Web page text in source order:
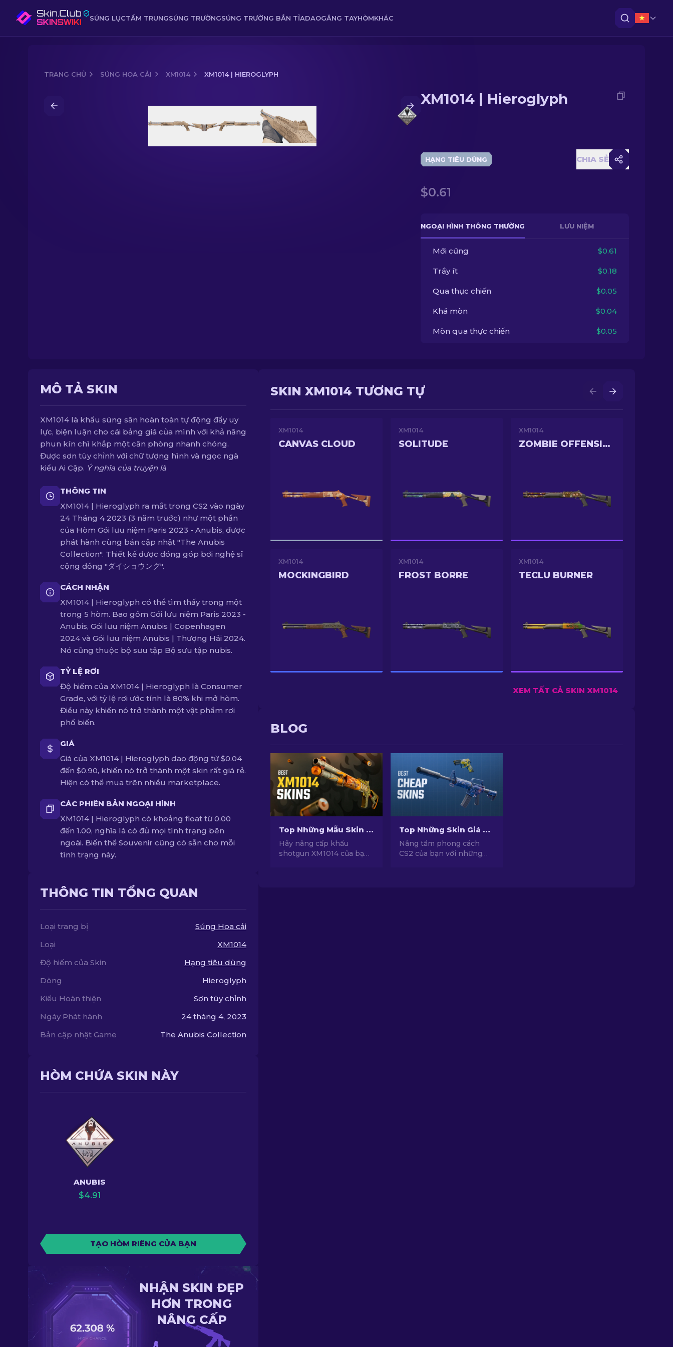
SÚNG LỤCTẦM TRUNGSÚNG TRƯỜNGSÚNG TRƯỜNG BẮN TỈADAOGĂNG TAYHÒMKHÁC
TRANG CHỦ SÚNG HOA CẢI XM1014 XM1014 | HIEROGLYPH
XM1014 | Hieroglyph
HẠNG TIÊU DÙNG CHIA SẺ
$0.61
NGOẠI HÌNH THÔNG THƯỜNG LƯU NIỆM
Mới cứng $0.61
Trầy ít $0.18
Qua thực chiến $0.05
Khá mòn $0.04
Mòn qua thực chiến $0.05
MÔ TẢ SKIN
XM1014 là khẩu súng săn hoàn toàn tự động đầy uy
lực, biện luận cho cái bảng giá của mình với khả năng
phun kín chì khắp một căn phòng nhanh chóng.
Được sơn tùy chỉnh với chữ tượng hình và ngọc ngà
kiểu Ai Cập. Ý nghĩa của truyện là
THÔNG TIN
XM1014 | Hieroglyph ra mắt trong CS2 vào ngày
24 Tháng 4 2023 (3 năm trước) như một phần
của Hòm Gói lưu niệm Paris 2023 - Anubis, được
phát hành cùng bản cập nhật "The Anubis
Collection". Thiết kế được đóng góp bởi nghệ sĩ
cộng đồng "ダイショウング".
CÁCH NHẬN
XM1014 | Hieroglyph có thể tìm thấy trong một
trong 5 hòm. Bao gồm Gói lưu niệm Paris 2023 -
Anubis, Gói lưu niệm Anubis | Copenhagen
2024 và Gói lưu niệm Anubis | Thượng Hải 2024.
Nó cũng thuộc bộ sưu tập Bộ sưu tập nubis.
TỶ LỆ RƠI
Độ hiếm của XM1014 | Hieroglyph là Consumer
Grade, với tỷ lệ rơi ước tính là 80% khi mở hòm.
Điều này khiến nó trở thành một vật phẩm rơi
phổ biến.
GIÁ
Giá của XM1014 | Hieroglyph dao động từ $0.04
đến $0.90, khiến nó trở thành một skin rất giá rẻ.
Hiện có thể mua trên nhiều marketplace.
CÁC PHIÊN BẢN NGOẠI HÌNH
XM1014 | Hieroglyph có khoảng float từ 0.00
đến 1.00, nghĩa là có đủ mọi tình trạng bên
ngoài. Biến thể Souvenir cũng có sẵn cho mỗi
tình trạng này.
THÔNG TIN TỔNG QUAN
Loại trang bị
Súng Hoa cải
Loại
XM1014
Độ hiếm của Skin
Hạng tiêu dùng
Dòng
Hieroglyph
Kiểu Hoàn thiện
Sơn tùy chỉnh
Ngày Phát hành
24 tháng 4, 2023
Bản cập nhật Game
The Anubis Collection
HÒM CHỨA SKIN NÀY
ANUBIS
$4.91
TẠO HÒM RIÊNG CỦA BẠN
NHẬN SKIN ĐẸP
HƠN TRONG
NÂNG CẤP
SKIN XM1014 TƯƠNG TỰ
XM1014
CANVAS CLOUD
XM1014
SOLITUDE
XM1014
ZOMBIE OFFENSIVE
XM1014
MOCKINGBIRD
XM1014
FROST BORRE
XM1014
TECLU BURNER
XEM TẤT CẢ SKIN XM1014
BLOG
Top Những Mẫu Skin Shotgun XM1014 Tốt Nhất Trong CS2 [2026]
Hãy nâng cấp khẩu
shotgun XM1014 của bạn
Top Những Skin Giá Rẻ Hàng Đầu Trong CS2 [2026]
Nâng tầm phong cách
CS2 của bạn với những